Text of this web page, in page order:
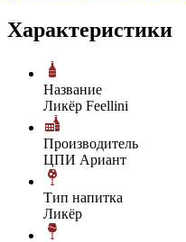
Характеристики
Название
Ликёр Feellini
Производитель
ЦПИ Ариант
Тип напитка
Ликёр